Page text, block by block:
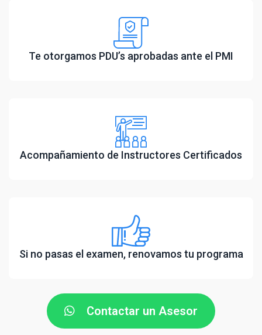
Te otorgamos PDU’s aprobadas ante el PMI
Acompañamiento de Instructores Certificados
Si no pasas el examen, renovamos tu programa
Contactar un Asesor